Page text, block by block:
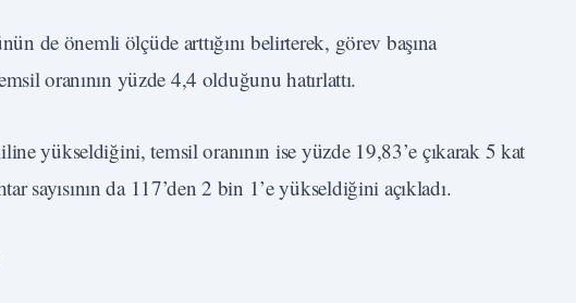
de önemli ölçüde arttığını belirterek, görev başına
oranının yüzde 4,4 olduğunu hatırlattı.
yükseldiğini, temsil oranının ise yüzde 19,83’e çıkarak 5 kat
sayısının da 117’den 2 bin 1’e yükseldiğini açıkladı.